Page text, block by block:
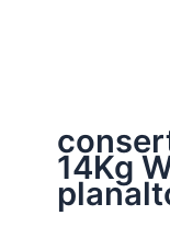
14Kg